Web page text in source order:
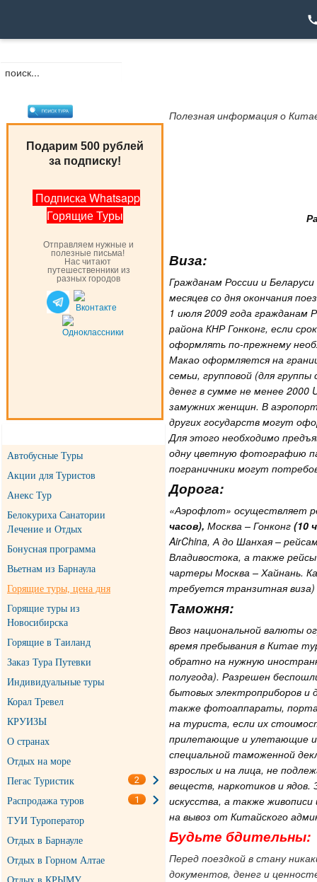
Подарим 500 рублей
за подписку!
Подписка Whatsapp
Горящие Туры
Отправляем нужные и
полезные письма!
Нас читают
путешественники из
разных городов
Автобусные Туры
Акции для Туристов
Анекс Тур
Белокуриха Санатории
Лечение и Отдых
Бонусная программа
Вьетнам из Барнаула
Горящие туры, цена дня
Горящие туры из
Новосибирска
Горящие в Таиланд
Заказ Тура Путевки
Индивидуальные туры
Корал Тревел
КРУИЗЫ
О странах
Отдых на море
Пегас Туристик
2
Распродажа туров 1
ТУИ Туроператор
Отдых в Барнауле
Отдых в Горном Алтае
Полезная информация о
Виза:
Гражданам России и
месяцев со дня окончания
1 июля 2009 года гражданам
района КНР Гонконг, если
оформлять по-прежнему
Макао оформляется на
семьи, групповой (для
денег в сумме не менее 2000
замужних женщин. В
других государств могут
Для этого необходимо
одну цветную фотографию
пограничники могут
Дорога:
«Аэрофлот» осуществляет
часов), Москва – Гонконг (10
AirChina, А до Шанхая –
Владивостока, а также
чартеры Москва – Хайнань.
требуется транзитная виза)
Таможня:
Ввоз национальной валюты
время пребывания в Китае
обратно на нужную
полугода). Разрешен
бытовых электроприборов и
также фотоаппараты,
на туриста, если их
прилетающие и улетающие
специальной таможенной
взрослых и на лица, не
веществ, наркотиков и ядов.
искусства, а также
на вывоз от Китайского
Будьте бдительны:
Перед поездкой в стану
документов, денег и